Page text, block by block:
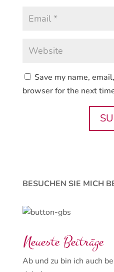
Save my name,
browser for the next
BESUCHEN SIE MICH
Neueste Beiträge
Ab und zu bin ich auch